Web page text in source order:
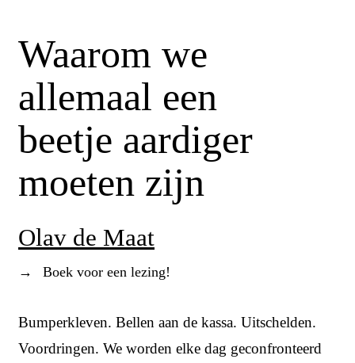
Waarom we
allemaal een
beetje aardiger
moeten zijn
Olav de Maat
→ Boek voor een lezing!
Bumperkleven. Bellen aan de kassa. Uitschelden.
Voordringen. We worden elke dag geconfronteerd